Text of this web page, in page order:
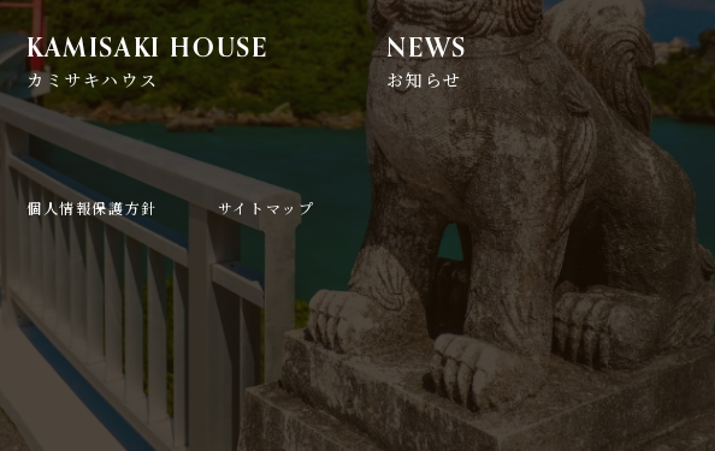
KAMISAKI HOUSE
カミサキハウス
NEWS
お知らせ
個人情報保護方針 サイトマップ